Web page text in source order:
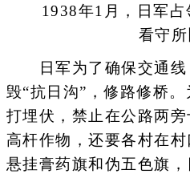
1938年1月，日军占
看守
日军为了确保交通线
毁“抗日沟”，修路修桥
打埋伏，禁止在公路两
高杆作物，还要各村在
悬挂膏药旗和伪五色旗